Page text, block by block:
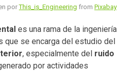
porThis_is_Engineering from Pixabay
es una rama de la ingeniería
que se encarga del estudio del
, especialmente del ruido
por actividades